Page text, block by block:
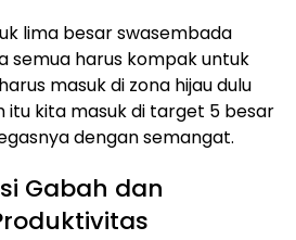
lima besar swasembada
semua harus kompak untuk
masuk di zona hijau dulu
itu kita masuk di target 5 besar
dengan semangat.
Gabah dan